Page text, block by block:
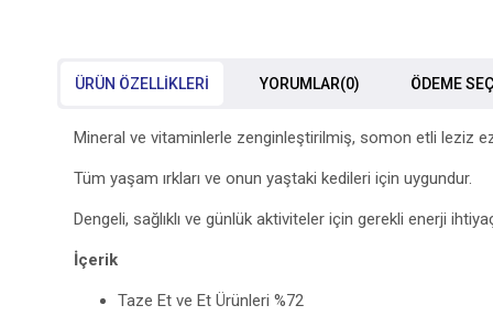
ÜRÜN ÖZELLIKLERI YORUMLAR(0) ÖDEME
Mineral ve vitaminlerle zenginleştirilmiş, somon etli leziz
Tüm yaşam ırkları ve onun yaştaki kedileri için uygundur.
Dengeli, sağlıklı ve günlük aktiviteler için gerekli enerji
İçerik
Taze Et ve Et Ürünleri %72